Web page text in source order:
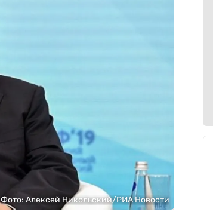
Фото: Алексей Никольский/РИА Новости